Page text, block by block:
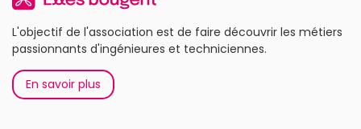
L'objectif de l'association est de faire découvrir les métiers
passionnants d'ingénieures et techniciennes.
En savoir plus